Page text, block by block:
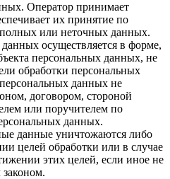
Оператор принимает
их принятие по
или неточных данных.
осуществляется в форме,
персональных данных, не
обработки персональных
данных не
договором, стороной
или поручителем по
данных.
данные уничтожаются либо
целей обработки или в случае
этих целей, если иное не